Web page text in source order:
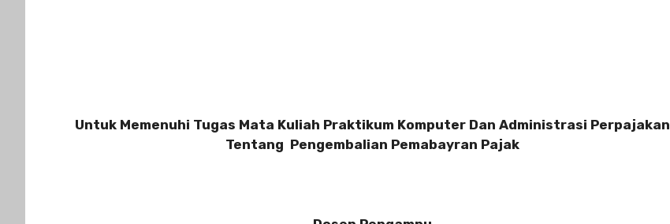
Untuk Memenuhi Tugas Mata Kuliah Praktikum Komputer Dan Administrasi Perpajakan
Tentang Pengembalian Pemabayran Pajak